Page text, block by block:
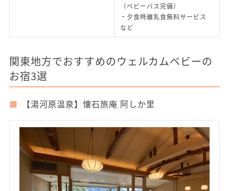
（ベビーバス完備）
・夕食時離乳食無料サービス
など
関東地方でおすすめのウェルカムベビーの
お宿3選
【湯河原温泉】懐石旅庵 阿しか里